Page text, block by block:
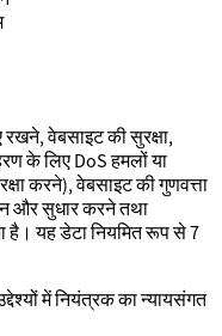
वेबसाइट की सुरक्षा,
के लिए DoS हमलों या
करने), वेबसाइट की गुणवत्ता
और सुधार करने तथा
है। यह डेटा नियमित रूप से 7
में नियंत्रक का न्यायसंगत